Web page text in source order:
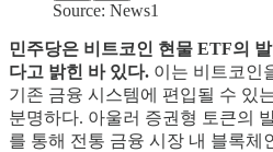
Source: News1
민주당은 비트코인 현물 ETF의
다고 밝힌 바 있다. 이는 비트코인
기존 금융 시스템에 편입될 수 있
분명하다. 아울러 증권형 토큰의
를 통해 전통 금융 시장 내 블록체